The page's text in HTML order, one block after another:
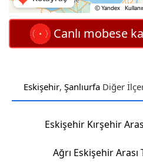
Canlı mobese
Eskişehir, Şanlıurfa Diğer
Eskişehir Kırşehir
Ağrı Eskişehir